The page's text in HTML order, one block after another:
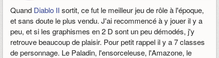
Le druide qui contrôle la nature, peut invoquer des tempêtes ou
bien invoquer des esprits sylvains !
Et enfin l'amazone, la classe a distance du jeux, Arc et javelot
a la main !
Quand Diablo II sortit, ce fut le meilleur jeu de rôle à l'époque,
et sans doute le plus vendu. J'ai recommencé à y jouer il y a
peu, et si les graphismes en 2 D sont un peu démodés, j'y
retrouve beaucoup de plaisir. Pour petit rappel il y a 7 classes
de personnage. Le Paladin, l'ensorceleuse, l'Amazone, le